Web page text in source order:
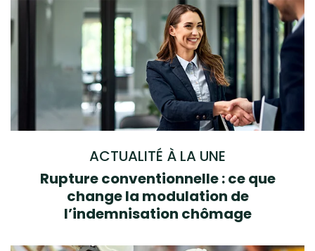
ACTUALITÉ À LA UNE
Rupture conventionnelle : ce que
change la modulation de
l’indemnisation chômage